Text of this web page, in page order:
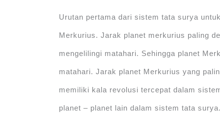
Urutan pertama dari sistem tata surya
Merkurius. Jarak planet merkurius paling
mengelilingi matahari. Sehingga planet
matahari. Jarak planet Merkurius yang
memiliki kala revolusi tercepat dalam
planet – planet lain dalam sistem tata